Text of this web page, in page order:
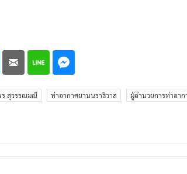
ร สุวรรณมณี ท่าอากาศยานนราธิวาส ผู้อำนวยการท่าอาก